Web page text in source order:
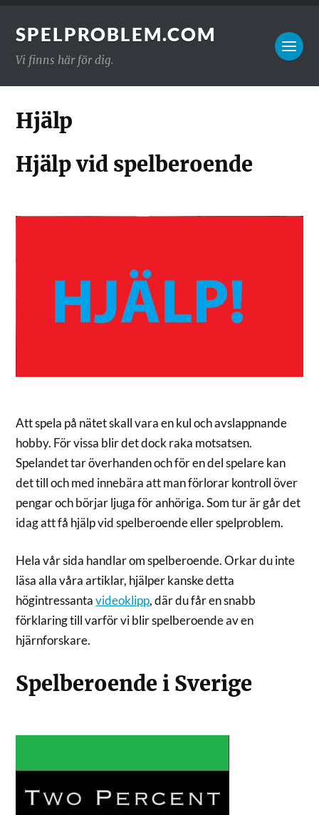
SPELPROBLEM.COM
Vi finns här för dig.
Hjälp
Hjälp vid spelberoende
Att spela på nätet skall vara en kul och avslappnande
hobby. För vissa blir det dock raka motsatsen.
Spelandet tar överhanden och för en del spelare kan
det till och med innebära att man förlorar kontroll över
pengar och börjar ljuga för anhöriga. Som tur är går det
idag att få hjälp vid spelberoende eller spelproblem.
Hela vår sida handlar om spelberoende. Orkar du inte
läsa alla våra artiklar, hjälper kanske detta
högintressantavideoklipp, där du får en snabb
förklaring till varför vi blir spelberoende av en
hjärnforskare.
Spelberoende i Sverige